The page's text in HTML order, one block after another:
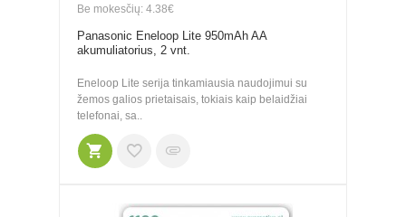
Be mokesčių: 4.38€
Panasonic Eneloop Lite 950mAh AA
akumuliatorius, 2 vnt.
Eneloop Lite serija tinkamiausia naudojimui su
žemos galios prietaisais, tokiais kaip belaidžiai
telefonai, sa..